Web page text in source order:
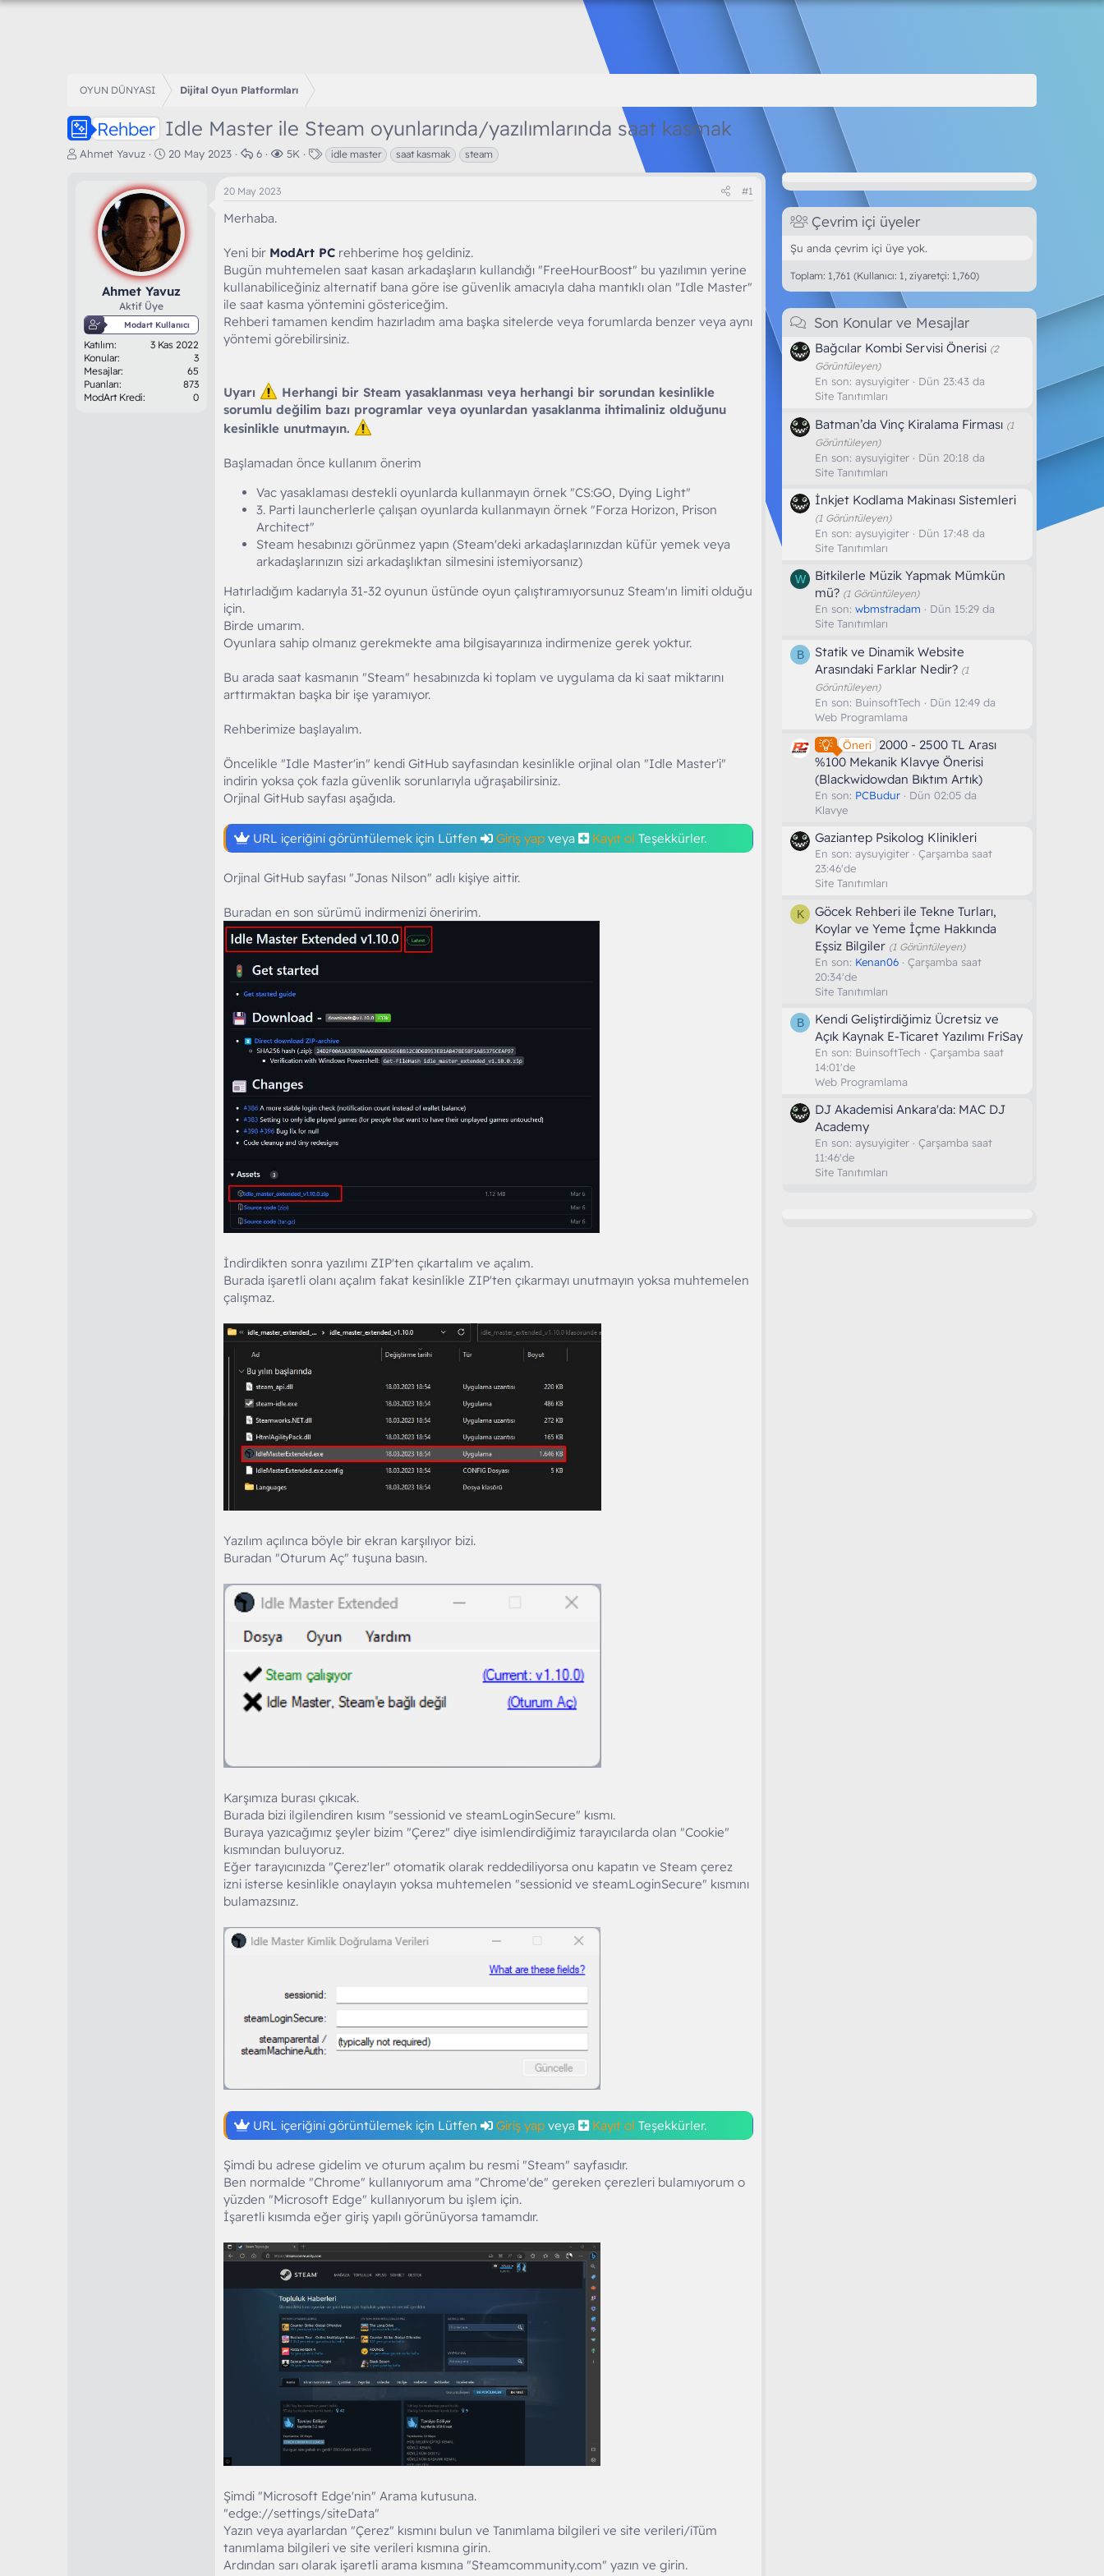
OYUN DÜNYASI Dijital Oyun Platformları
Rehber Idle Master ile Steam oyunlarında/yazılımlarında saat kasmak
K
a
n
Ahmet Yavuz
B
l
a
n
ı
ç
r
i
h
20 May 2023
C
a
p
l
r
6
G
l
e
m
e
5K
E
e
r
idle master saat kasmak steam
Ahmet Yavuz
Aktif Üye
Modart Kullanıcı
Katılım
3 Kas 2022
Konular
3
Mesajlar
65
Puanları
873
ModArt Kredi
0
20 May 2023 #1
Merhaba.
Yeni bir ModArt PC rehberime hoş geldiniz.
Bugün muhtemelen saat kasan arkadaşların kullandığı "FreeHourBoost" bu yazılımın yerine
kullanabiliceğiniz alternatif bana göre ise güvenlik amacıyla daha mantıklı olan "Idle Master"
ile saat kasma yöntemini göstericeğim.
Rehberi tamamen kendim hazırladım ama başka sitelerde veya forumlarda benzer veya aynı
yöntemi görebilirsiniz.
Uyarı
Herhangi bir Steam yasaklanması veya herhangi bir sorundan kesinlikle
sorumlu değilim bazı programlar veya oyunlardan yasaklanma ihtimaliniz olduğunu
kesinlikle unutmayın.
Başlamadan önce kullanım önerim
Vac yasaklaması destekli oyunlarda kullanmayın örnek "CS:GO, Dying Light"
3. Parti launcherlerle çalışan oyunlarda kullanmayın örnek "Forza Horizon, Prison
Architect"
Steam hesabınızı görünmez yapın (Steam'deki arkadaşlarınızdan küfür yemek veya
arkadaşlarınızın sizi arkadaşlıktan silmesini istemiyorsanız)
Hatırladığım kadarıyla 31-32 oyunun üstünde oyun çalıştıramıyorsunuz Steam'ın limiti olduğu
için.
Birde umarım.
Oyunlara sahip olmanız gerekmekte ama bilgisayarınıza indirmenize gerek yoktur.
Bu arada saat kasmanın "Steam" hesabınızda ki toplam ve uygulama da ki saat miktarını
arttırmaktan başka bir işe yaramıyor.
Rehberimize başlayalım.
Öncelikle "Idle Master'in" kendi GitHub sayfasından kesinlikle orjinal olan "Idle Master'i"
indirin yoksa çok fazla güvenlik sorunlarıyla uğraşabilirsiniz.
Orjinal GitHub sayfası aşağıda.
URL içeriğini görüntülemek için Lütfen Giriş yap veya Kayıt ol Teşekkürler.
Orjinal GitHub sayfası "Jonas Nilson" adlı kişiye aittir.
Buradan en son sürümü indirmenizi öneririm.
İndirdikten sonra yazılımı ZIP'ten çıkartalım ve açalım.
Burada işaretli olanı açalım fakat kesinlikle ZIP'ten çıkarmayı unutmayın yoksa muhtemelen
çalışmaz.
Yazılım açılınca böyle bir ekran karşılıyor bizi.
Buradan "Oturum Aç" tuşuna basın.
Karşımıza burası çıkıcak.
Burada bizi ilgilendiren kısım "sessionid ve steamLoginSecure" kısmı.
Buraya yazıcağımız şeyler bizim "Çerez" diye isimlendirdiğimiz tarayıcılarda olan "Cookie"
kısmından buluyoruz.
Eğer tarayıcınızda "Çerez'ler" otomatik olarak reddediliyorsa onu kapatın ve Steam çerez
izni isterse kesinlikle onaylayın yoksa muhtemelen "sessionid ve steamLoginSecure" kısmını
bulamazsınız.
URL içeriğini görüntülemek için Lütfen Giriş yap veya Kayıt ol Teşekkürler.
Şimdi bu adrese gidelim ve oturum açalım bu resmi "Steam" sayfasıdır.
Ben normalde "Chrome" kullanıyorum ama "Chrome'de" gereken çerezleri bulamıyorum o
yüzden "Microsoft Edge" kullanıyorum bu işlem için.
İşaretli kısımda eğer giriş yapılı görünüyorsa tamamdır.
Şimdi "Microsoft Edge'nin" Arama kutusuna.
"edge://settings/siteData"
Yazın veya ayarlardan "Çerez" kısmını bulun ve Tanımlama bilgileri ve site verileri/iTüm
tanımlama bilgileri ve site verileri kısmına girin.
Ardından sarı olarak işaretli arama kısmına "Steamcommunity.com" yazın ve girin.
Çevrim içi üyeler
Şu anda çevrim içi üye yok.
Toplam: 1,761 (Kullanıcı: 1, ziyaretçi: 1,760)
Son Konular ve Mesajlar
Bağcılar Kombi Servisi Önerisi (2
Görüntüleyen)
En son: aysuyigiter
Dün 23:43 da
Site Tanıtımları
Batman’da Vinç Kiralama Firması (1
Görüntüleyen)
En son: aysuyigiter
Dün 20:18 da
Site Tanıtımları
İnkjet Kodlama Makinası Sistemleri
(1 Görüntüleyen)
En son: aysuyigiter
Dün 17:48 da
Site Tanıtımları
W
Bitkilerle Müzik Yapmak Mümkün
mü? (1 Görüntüleyen)
En son: wbmstradam
Dün 15:29 da
Site Tanıtımları
B
Statik ve Dinamik Website
Arasındaki Farklar Nedir? (1
Görüntüleyen)
En son: BuinsoftTech
Dün 12:49 da
Web Programlama
Öneri
2000 - 2500 TL Arası
%100 Mekanik Klavye Önerisi
(Blackwidowdan Bıktım Artık)
En son: PCBudur
Dün 02:05 da
Klavye
Gaziantep Psikolog Klinikleri
En son: aysuyigiter
Çarşamba saat
23:46'de
Site Tanıtımları
K
Göcek Rehberi ile Tekne Turları,
Koylar ve Yeme İçme Hakkında
Eşsiz Bilgiler (1 Görüntüleyen)
En son: Kenan06
Çarşamba saat
20:34'de
Site Tanıtımları
B
Kendi Geliştirdiğimiz Ücretsiz ve
Açık Kaynak E-Ticaret Yazılımı FriSay
En son: BuinsoftTech
Çarşamba saat
14:01'de
Web Programlama
DJ Akademisi Ankara'da: MAC DJ
Academy
En son: aysuyigiter
Çarşamba saat
11:46'de
Site Tanıtımları